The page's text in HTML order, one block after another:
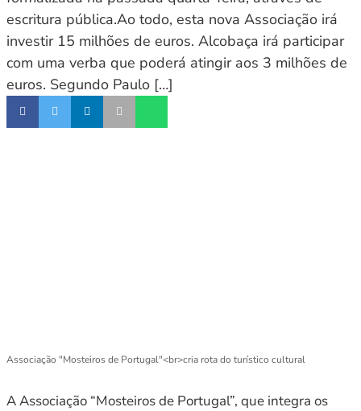
escritura pública.Ao todo, esta nova Associação irá
investir 15 milhões de euros. Alcobaça irá participar
com uma verba que poderá atingir aos 3 milhões de
euros. Segundo Paulo […]
Associação "Mosteiros de Portugal"<br>cria rota do turístico cultural
A Associação “Mosteiros de Portugal”, que integra os